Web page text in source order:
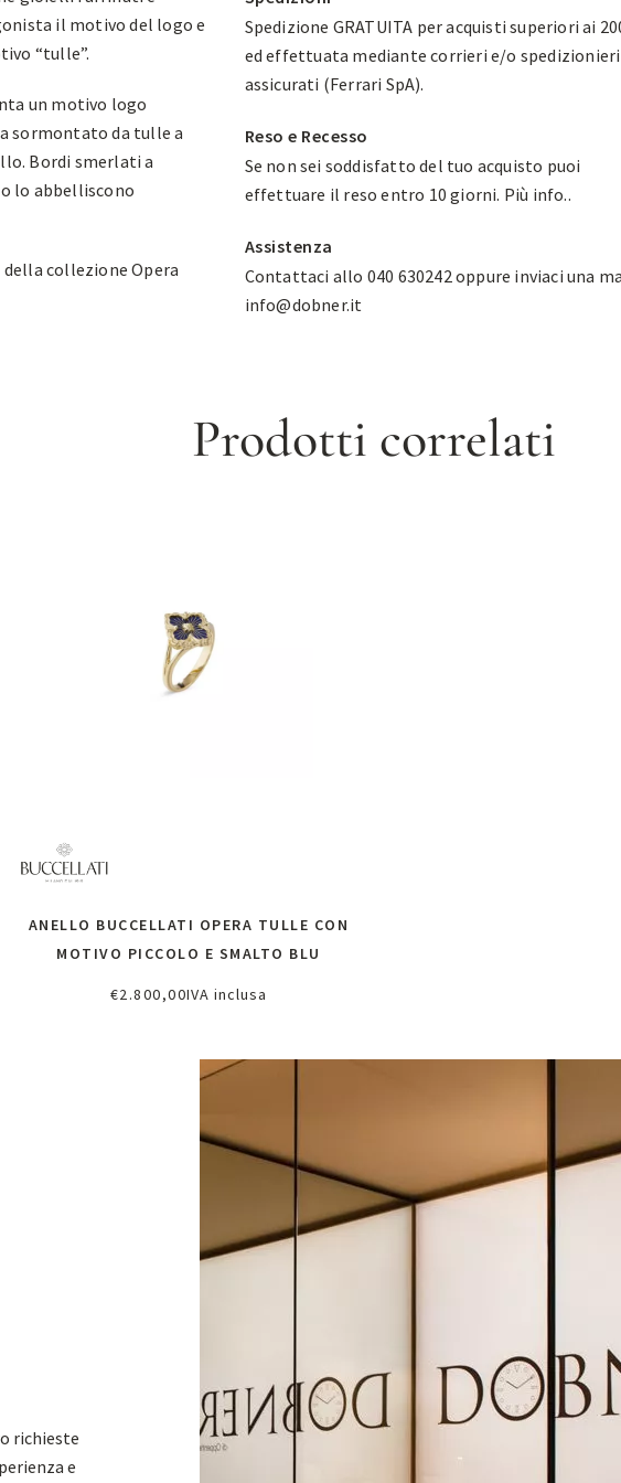
il motivo del logo e
“tulle”.
un motivo logo
sormontato da tulle a
Bordi smerlati a
lo abbelliscono
collezione Opera
Spedizione GRATUITA per acquisti superiori ai
ed effettuata mediante corrieri e/o spedizionieri
assicurati (Ferrari SpA).
Reso e Recesso
Se non sei soddisfatto del tuo acquisto puoi
effettuare il reso entro 10 giorni. Più info..
Assistenza
Contattaci allo 040 630242 oppure inviaci una
info@dobner.it
Prodotti correlati
ANELLO BUCCELLATI OPERA TULLE CON
MOTIVO PICCOLO E SMALTO BLU
€2.800,00IVA inclusa
richieste
e